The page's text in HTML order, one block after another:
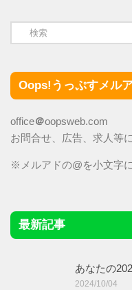
Oops!うっぷすメル
office＠oopsweb.com
お問合せ、広告、求人等
※メルアドの@を小文字
最新記事
あなたの
2024/10/04